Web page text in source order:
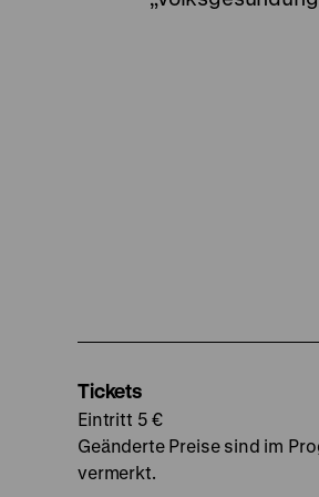
Tickets
Eintritt 5 €
Geänderte Preise sind im
vermerkt.